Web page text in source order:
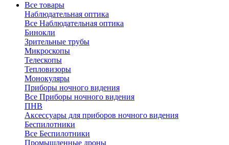
Все товары
Наблюдательная оптика
Все Наблюдательная оптика
Бинокли
Зрительные трубы
Микроскопы
Телескопы
Тепловизоры
Монокуляры
Приборы ночного видения
Все Приборы ночного видения
ПНВ
Аксессуары для приборов ночного видения
Беспилотники
Все Беспилотники
Промышленные дроны